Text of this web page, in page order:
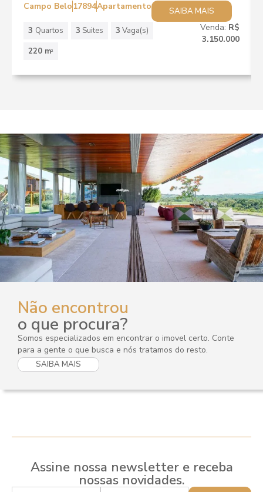
Campo Belo 17894Apartamento
SAIBA MAIS
3 Quartos 3 Suites 3 Vaga(s)
220 m2
Venda: R$
3.150.000
Não encontrou
o que procura?
Somos especializados em encontrar o imovel certo. Conte
para a gente o que busca e nós tratamos do resto.
SAIBA MAIS
Assine nossa newsletter e receba
nossas novidades.